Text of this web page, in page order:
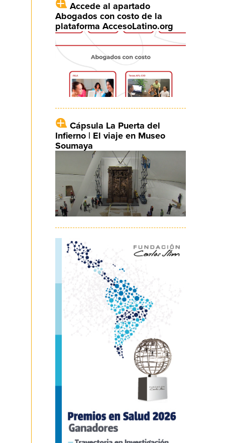
Accede al apartado
Abogados con costo de la
plataforma AccesoLatino.org
Cápsula La Puerta del
Infierno | El viaje en Museo
Soumaya